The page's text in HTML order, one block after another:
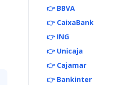
👉 BBVA
👉 CaixaBank
👉 ING
👉 Unicaja
👉 Cajamar
👉 Bankinter